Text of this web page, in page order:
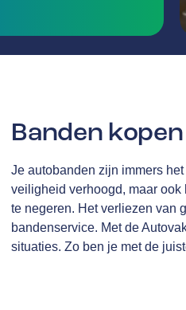
Banden
Je autobanden zijn immers
veiligheid verhoogd, maar
te negeren. Het verliezen van
bandenservice. Met de
situaties. Zo ben je met de